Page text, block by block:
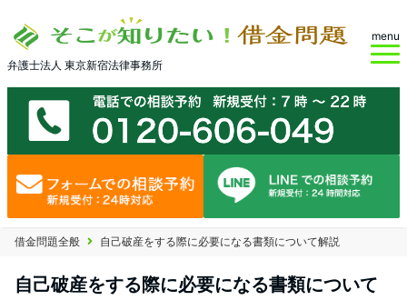
弁護士法人 東京新宿法律事務所
menu
借金問題全般 自己破産をする際に必要になる書類について解説
自己破産をする際に必要になる書類について